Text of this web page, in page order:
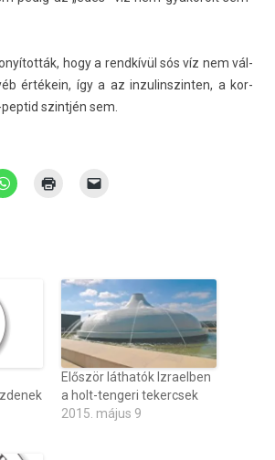
hogy a rendkívül sós víz nem vál­
értékein, így a az in­zulinszint­en, a kor­
szintjén sem.
Először láthatók Izraelben
a holt-tengeri tekercsek
2015. május 9